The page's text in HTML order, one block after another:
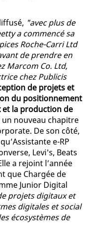
"avec plus de
a commencé sa
Roche-Carri Ltd
de prendre en
Marcom Co. Ltd,
chez Publicis
de projets et
du positionnement
et la production de
un nouveau chapitre
De son côté,
e-RP
Levi's, Beats
a rejoint l’année
que Chargée de
Junior Digital
projets digitaux et
digitales et social
écosystèmes de